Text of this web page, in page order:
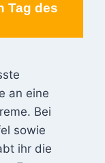
Tag des
an eine
Bei
sowie
ihr die